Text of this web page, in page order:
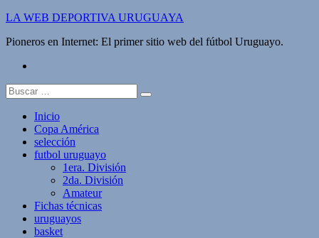
Saltar
contenido
LA WEB DEPORTIVA URUGUAYA
Pioneros en Internet: El primer sitio web del fútbol Uruguayo.
Buscar:
Inicio
Copa América
selección
futbol uruguayo
1era. División
2da. División
Amateur
Fichas técnicas
uruguayos
basket